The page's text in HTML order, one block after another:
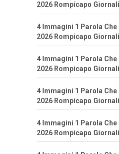
2026 Rompicapo
4 Immagini 1 Parola
2026 Rompicapo
4 Immagini 1 Parola
2026 Rompicapo
4 Immagini 1 Parola
2026 Rompicapo
4 Immagini 1 Parola
2026 Rompicapo